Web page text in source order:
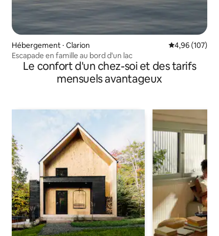
Hébergement ⋅ Clarion Évaluation
4,96 (107)
Escapade en famille au bord d'un lac
Le confort d'un chez-soi et des tarifs
mensuels avantageux